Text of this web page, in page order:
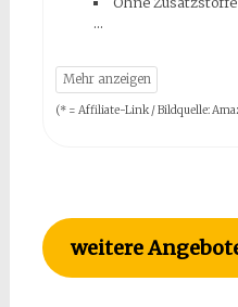
(* = Affiliate-Link / Bildquelle:
weitere